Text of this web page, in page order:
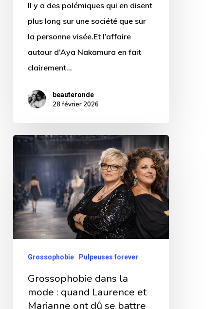
Il y a des polémiques qui en disent
plus long sur une société que sur
la personne visée.Et l’affaire
autour d’Aya Nakamura en fait
clairement…
beauteronde
28 février 2026
Grossophobie
la
mode
quand
Laurence
Grossophobie Pulpeuses forever
Grossophobie dans la
mode : quand Laurence et
Marianne ont dû se battre